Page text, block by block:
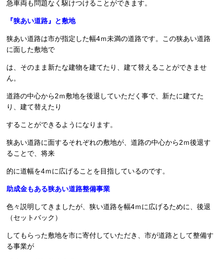
急車両も問題なく駆けつけることができます。
『狭あい道路』と敷地
狭あい道路は市が指定した幅4ｍ未満の道路です。この狭あい道路
に面した敷地で
は、そのまま新たな建物を建てたり、建て替えることができませ
ん。
道路の中心から2ｍ敷地を後退していただく事で、新たに建てた
り、建て替えたり
することができるようになります。
狭あい道路に面するそれぞれの敷地が、道路の中心から2ｍ後退す
ることで、将来
的に道幅を4ｍに広げることを目指しているのです。
助成金もある狭あい道路整備事業
色々説明してきましたが、狭い道路を幅4ｍに広げるために、後退
（セットバック）
してもらった敷地を市に寄付していただき、市が道路として整備す
る事業が